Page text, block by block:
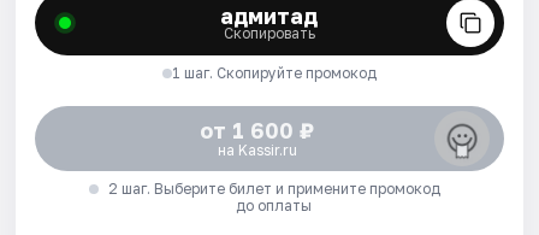
адмитад
Скопировать
1 шаг. Скопируйте промокод
от 1 600 ₽
на Kassir.ru
2 шаг. Выберите билет и примените промокод
до оплаты